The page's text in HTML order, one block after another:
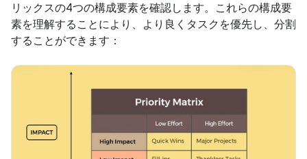
リックスの4つの構成要素を確認します。これらの構成要
素を理解することにより、より良くタスクを優先し、分割
することができます：